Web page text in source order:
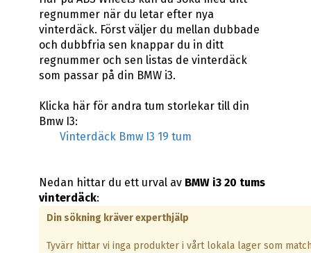
regnummer när du letar efter nya
vinterdäck. Först väljer du mellan dubbade
och dubbfria sen knappar du in ditt
regnummer och sen listas de vinterdäck
som passar på din BMW i3.
Klicka här för andra tum storlekar till din
Bmw I3:
Vinterdäck Bmw I3 19 tum
Nedan hittar du ett urval av BMW i3 20 tums
vinterdäck:
Din sökning kräver experthjälp
Tyvärr hittar vi inga produkter i vårt lokala lager som